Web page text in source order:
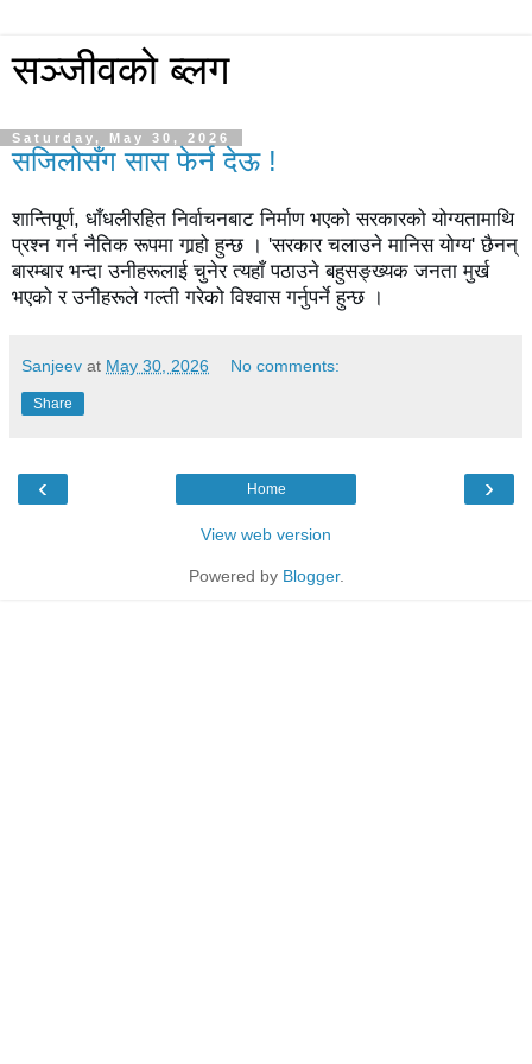
सञ्जीवको ब्लग
Saturday, May 30, 2026
सजिलोसँग सास फेर्न देऊ !
शान्तिपूर्ण, धाँधलीरहित निर्वाचनबाट निर्माण भएको सरकारको योग्यतामाथि
प्रश्न गर्न नैतिक रूपमा गार्‍हो हुन्छ । 'सरकार चलाउने मानिस योग्य' छैनन्
बारम्बार भन्दा उनीहरूलाई चुनेर त्यहाँ पठाउने बहुसङ्ख्यक जनता मुर्ख
भएको र उनीहरूले गल्ती गरेको विश्वास गर्नुपर्ने हुन्छ ।
Sanjeev at May 30, 2026 No comments:
Share
‹ ›
Home
View web version
Powered by Blogger.